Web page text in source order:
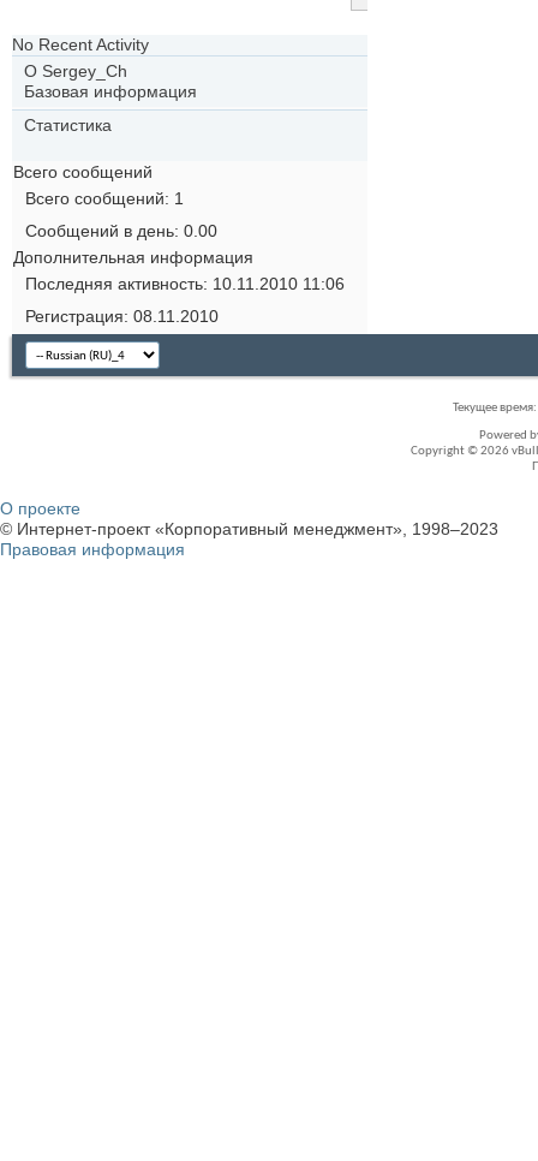
No Recent Activity
О Sergey_Ch
Базовая информация
Статистика
Всего сообщений
Всего сообщений
1
Сообщений в день 0.00
Дополнительная информация
Последняя активность 10.11.2010 11:06
Регистрация 08.11.2010
Текущее время:
Powered
Copyright © 2026
О проекте
© Интернет-проект «Корпоративный менеджмент», 1998–2023
Правовая информация